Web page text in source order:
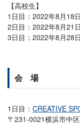
【高校生】
1日目：2022年8月18
2日目：2022年8月21
3日目：2022年8月28
会 場
1日目： CREATIVE
〒231-0021横浜市中